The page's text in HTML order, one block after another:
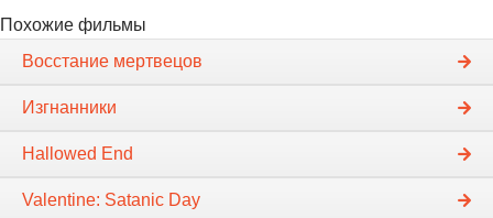
Похожие фильмы
Восстание мертвецов
Изгнанники
Hallowed End
Valentine: Satanic Day